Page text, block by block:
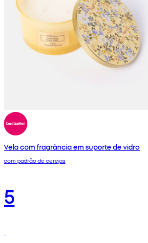
Vela com fragrância em suporte de vidro
com padrão de cerejas
5